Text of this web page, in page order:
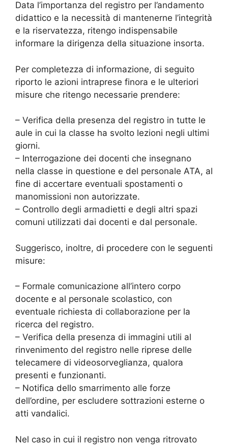
Data l’importanza del registro per l’andamento
didattico e la necessità di mantenerne l’integrità
e la riservatezza, ritengo indispensabile
informare la dirigenza della situazione insorta.
Per completezza di informazione, di seguito
riporto le azioni intraprese finora e le ulteriori
misure che ritengo necessarie prendere:
– Verifica della presenza del registro in tutte le
aule in cui la classe ha svolto lezioni negli ultimi
giorni.
– Interrogazione dei docenti che insegnano
nella classe in questione e del personale ATA, al
fine di accertare eventuali spostamenti o
manomissioni non autorizzate.
– Controllo degli armadietti e degli altri spazi
comuni utilizzati dai docenti e dal personale.
Suggerisco, inoltre, di procedere con le seguenti
misure:
– Formale comunicazione all’intero corpo
docente e al personale scolastico, con
eventuale richiesta di collaborazione per la
ricerca del registro.
– Verifica della presenza di immagini utili al
rinvenimento del registro nelle riprese delle
telecamere di videosorveglianza, qualora
presenti e funzionanti.
– Notifica dello smarrimento alle forze
dell’ordine, per escludere sottrazioni esterne o
atti vandalici.
Nel caso in cui il registro non venga ritrovato